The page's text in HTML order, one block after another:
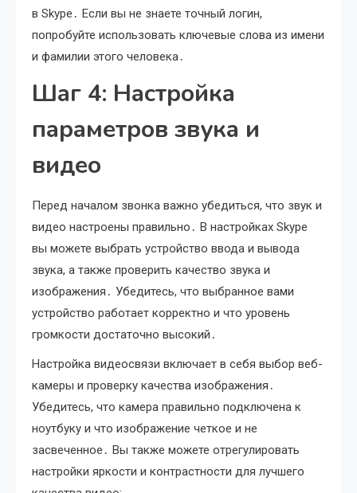
в Skype․ Если вы не знаете точный логин,
попробуйте использовать ключевые слова из имени
и фамилии этого человека․
Шаг 4: Настройка
параметров звука и
видео
Перед началом звонка важно убедиться, что звук и
видео настроены правильно․ В настройках Skype
вы можете выбрать устройство ввода и вывода
звука, а также проверить качество звука и
изображения․ Убедитесь, что выбранное вами
устройство работает корректно и что уровень
громкости достаточно высокий․
Настройка видеосвязи включает в себя выбор веб-
камеры и проверку качества изображения․
Убедитесь, что камера правильно подключена к
ноутбуку и что изображение четкое и не
засвеченное․ Вы также можете отрегулировать
настройки яркости и контрастности для лучшего